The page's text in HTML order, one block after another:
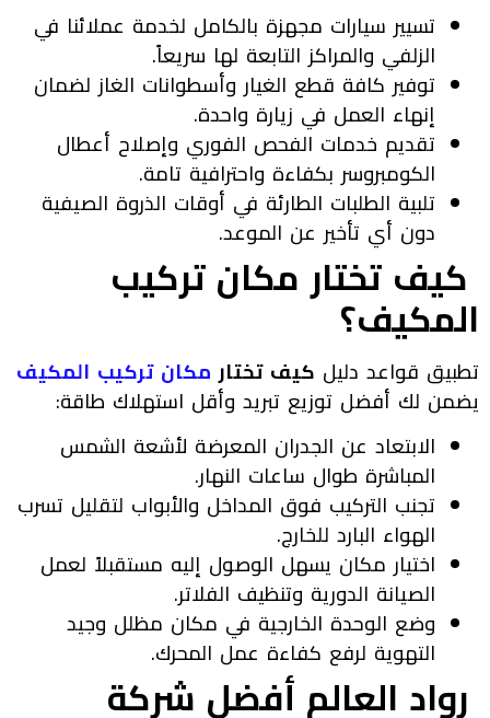
تسيير سيارات مجهزة بالكامل لخدمة عملائنا في
الزلفي والمراكز التابعة لها سريعاً.
توفير كافة قطع الغيار وأسطوانات الغاز لضمان
إنهاء العمل في زيارة واحدة.
تقديم خدمات الفحص الفوري وإصلاح أعطال
الكومبروسر بكفاءة واحترافية تامة.
تلبية الطلبات الطارئة في أوقات الذروة الصيفية
دون أي تأخير عن الموعد.
كيف تختار مكان تركيب
المكيف؟
تطبيق قواعد دليل كيف تختار مكان تركيب المكيف
يضمن لك أفضل توزيع تبريد وأقل استهلاك طاقة:
الابتعاد عن الجدران المعرضة لأشعة الشمس
المباشرة طوال ساعات النهار.
تجنب التركيب فوق المداخل والأبواب لتقليل تسرب
الهواء البارد للخارج.
اختيار مكان يسهل الوصول إليه مستقبلاً لعمل
الصيانة الدورية وتنظيف الفلاتر.
وضع الوحدة الخارجية في مكان مظلل وجيد
التهوية لرفع كفاءة عمل المحرك.
رواد العالم أفضل شركة